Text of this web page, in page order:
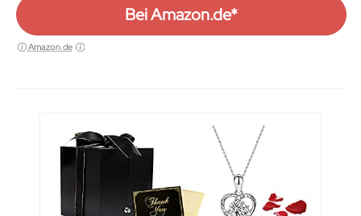
Bei Amazon.de*
Amazon.de